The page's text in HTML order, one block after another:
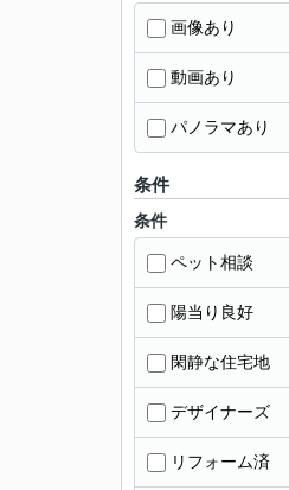
画像あり
動画あり
パノラマあり
条件
条件
ペット相談
陽当り良好
閑静な住宅地
デザイナーズ
リフォーム済